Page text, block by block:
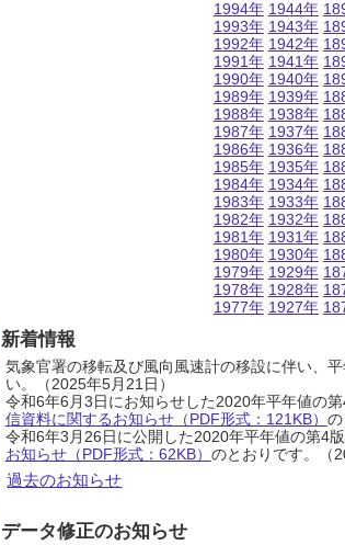
1994年
1993年
1992年
1991年
1990年
1989年
1988年
1987年
1986年
1985年
1984年
1983年
1982年
1981年
1980年
1979年
1978年
1977年
1944年
1943年
1942年
1941年
1940年
1939年
1938年
1937年
1936年
1935年
1934年
1933年
1932年
1931年
1930年
1929年
1928年
1927年
新着情報
気象官署の移転及び風向風速計の移設に伴い、
い。（2025年5月21日）
令和6年6月3日にお知らせした2020年平年値の
信資料に関するお知らせ（PDF形式：121KB）
令和6年3月26日に公開した2020年平年値の第4
お知らせ（PDF形式：62KB） のとおりです。（
過去のお知らせ
データ修正のお知らせ